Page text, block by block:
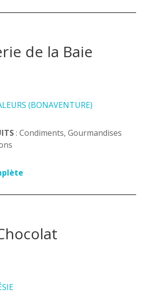
de la Baie
(BONAVENTURE)
: Condiments, Gourmandises